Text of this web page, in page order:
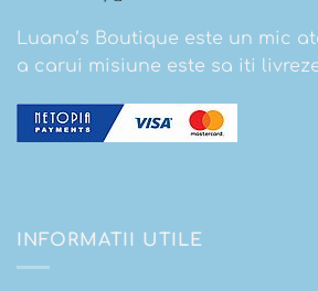
Luana’s Boutique este un mic
a carui misiune este sa iti
INFORMATII UTILE